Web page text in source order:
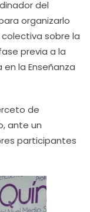
del
organizarlo
sobre la
previa a la
la Enseñanza
de
ante un
participantes